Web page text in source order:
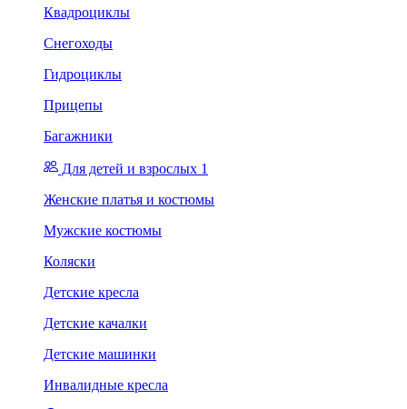
Квадроциклы
Снегоходы
Гидроциклы
Прицепы
Багажники
Для детей и взрослых 1
Женские платья и костюмы
Мужские костюмы
Коляски
Детские кресла
Детские качалки
Детские машинки
Инвалидные кресла